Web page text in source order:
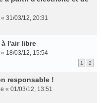
« 31/03/12, 20:31
l'air libre
« 18/03/12, 15:54
1 2
responsable !
« 01/03/12, 13:51